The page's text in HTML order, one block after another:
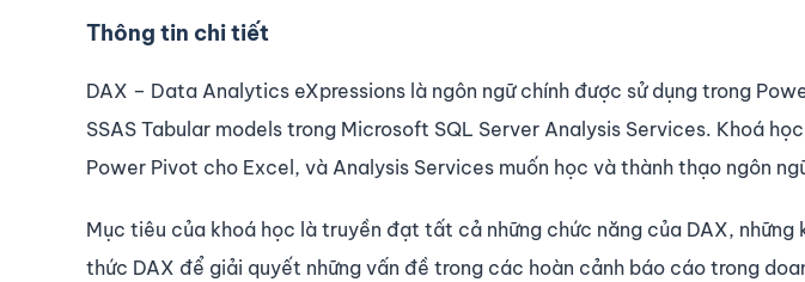
Thông tin chi tiết
DAX – Data Analytics eXpressions là ngôn ngữ chính được sử dụng trong
SSAS Tabular models trong Microsoft SQL Server Analysis Services. Khoá
Power Pivot cho Excel, và Analysis Services muốn học và thành thạo ngôn
Mục tiêu của khoá học là truyền đạt tất cả những chức năng của DAX,
thức DAX để giải quyết những vấn đề trong các hoàn cảnh báo cáo trong